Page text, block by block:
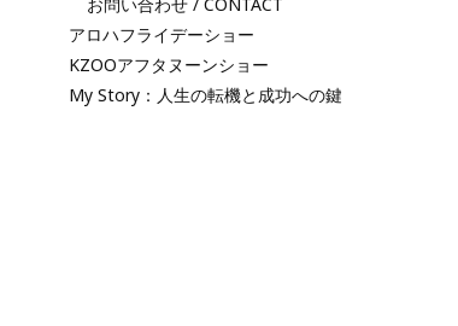
お問い合わせ / CONTACT
アロハフライデーショー
KZOOアフタヌーンショー
My Story：人生の転機と成功への鍵